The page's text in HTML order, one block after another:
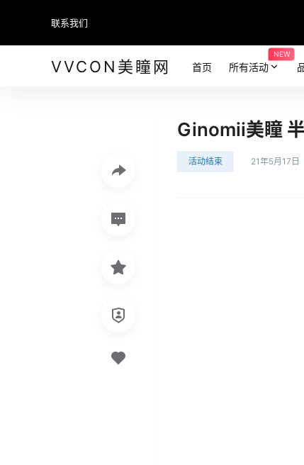
联系我们
VVCON美瞳网 首页 所有活动
NEW
Ginomii美瞳
活动结束 21年5月17日